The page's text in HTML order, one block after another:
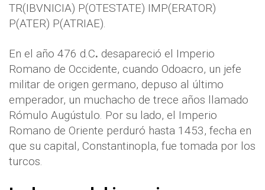
TR(IBVNICIA) P(OTESTATE) IMP(ERATOR)
P(ATER) P(ATRIAE).
En el año 476 d.C. desapareció el Imperio
Romano de Occidente, cuando Odoacro, un jefe
militar de origen germano, depuso al último
emperador, un muchacho de trece años llamado
Rómulo Augústulo. Por su lado, el Imperio
Romano de Oriente perduró hasta 1453, fecha en
que su capital, Constantinopla, fue tomada por los
turcos.